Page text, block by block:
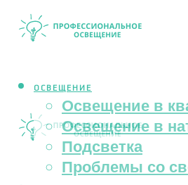
ОСВЕЩЕНИЕ
Освещение в
Освещение в
Подсветка
Проблемы со